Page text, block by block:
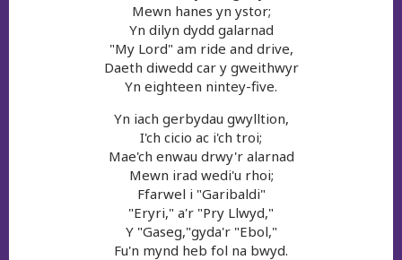
Mewn hanes yn ystor;
Yn dilyn dydd galarnad
"My Lord" am ride and drive,
Daeth diwedd car y gweithwyr
Yn eighteen nintey-five.
Yn iach gerbydau gwylltion,
I'ch cicio ac i'ch troi;
Mae'ch enwau drwy'r alarnad
Mewn irad wedi'u rhoi;
Ffarwel i "Garibaldi"
"Eryri," a'r "Pry Llwyd,"
Y "Gaseg,"gyda'r "Ebol,"
Fu'n mynd heb fol na bwyd.